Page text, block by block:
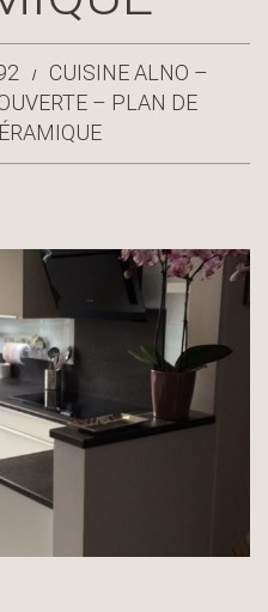
CUISINE ALNO –
– PLAN DE